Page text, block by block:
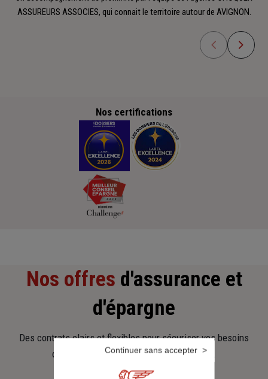
ASSUREURS ASSOCIES, qui connait le territoire autour de AVIGNON.
Nos certifications
Nos offres d'assurance et
d'épargne
Des contrats clairs et flexibles pour sécuriser vos besoins
d’aujourd’hui et anticiper ceux de demain.
Continuer sans accepter